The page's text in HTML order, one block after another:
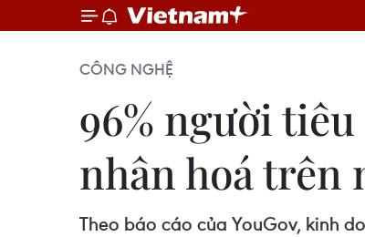
CÔNG NGHỆ
96% người
nhân hoá trên
Theo báo cáo của YouGov, kinh